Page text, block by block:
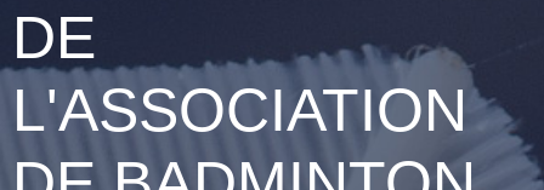
DE
L'ASSOCIATION